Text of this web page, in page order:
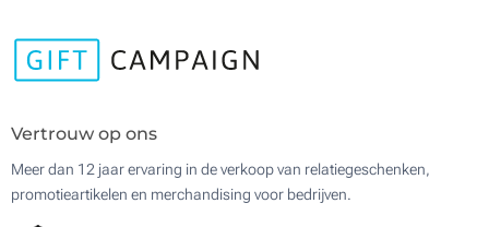
Vertrouw op ons
Meer dan 12 jaar ervaring in de verkoop van relatiegeschenken,
promotieartikelen en merchandising voor bedrijven.